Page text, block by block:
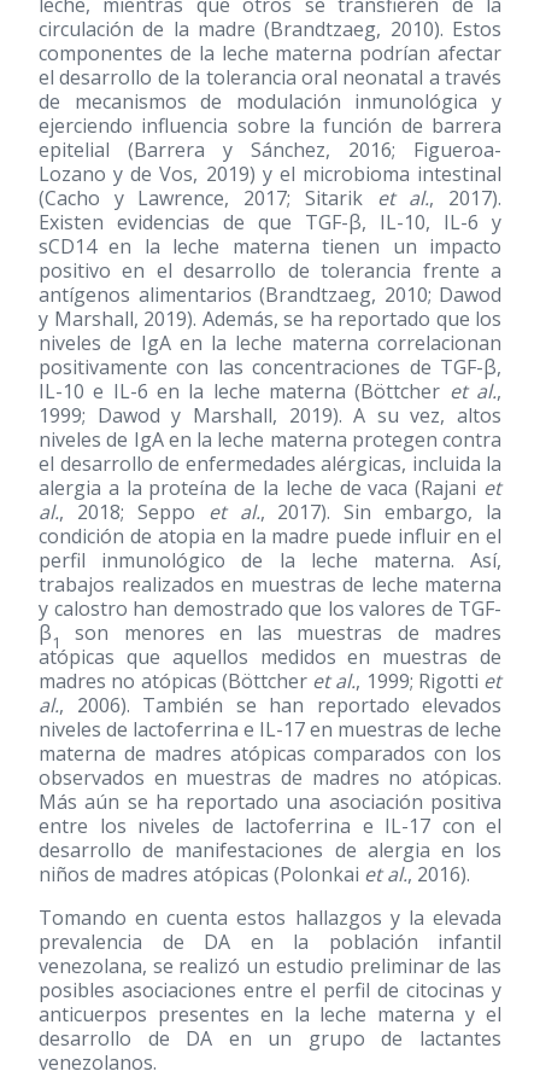
circulación de la madre (Brandtzaeg, 2010). Estos
componentes de la leche materna podrían afectar
el desarrollo de la tolerancia oral neonatal a través
de mecanismos de modulación inmunológica y
ejerciendo influencia sobre la función de barrera
epitelial (Barrera y Sánchez, 2016; Figueroa-
Lozano y de Vos, 2019) y el microbioma intestinal
(Cacho y Lawrence, 2017; Sitarik et al., 2017).
Existen evidencias de que TGF-β, IL-10, IL-6 y
sCD14 en la leche materna tienen un impacto
positivo en el desarrollo de tolerancia frente a
antígenos alimentarios (Brandtzaeg, 2010; Dawod
y Marshall, 2019). Además, se ha reportado que los
niveles de IgA en la leche materna correlacionan
positivamente con las concentraciones de TGF-β,
IL-10 e IL-6 en la leche materna (Böttcher et al.,
1999; Dawod y Marshall, 2019). A su vez, altos
niveles de IgA en la leche materna protegen contra
el desarrollo de enfermedades alérgicas, incluida la
alergia a la proteína de la leche de vaca (Rajani et
al., 2018; Seppo et al., 2017). Sin embargo, la
condición de atopia en la madre puede influir en el
perfil inmunológico de la leche materna. Así,
trabajos realizados en muestras de leche materna
y calostro han demostrado que los valores de TGF-
β1
son menores en las muestras de madres
atópicas que aquellos medidos en muestras de
madres no atópicas (Böttcher et al., 1999; Rigotti et
al., 2006). También se han reportado elevados
niveles de lactoferrina e IL-17 en muestras de leche
materna de madres atópicas comparados con los
observados en muestras de madres no atópicas.
Más aún se ha reportado una asociación positiva
entre los niveles de lactoferrina e IL-17 con el
desarrollo de manifestaciones de alergia en los
niños de madres atópicas (Polonkai et al., 2016).
Tomando en cuenta estos hallazgos y la elevada
prevalencia de DA en la población infantil
venezolana, se realizó un estudio preliminar de las
posibles asociaciones entre el perfil de citocinas y
anticuerpos presentes en la leche materna y el
desarrollo de DA en un grupo de lactantes
venezolanos.